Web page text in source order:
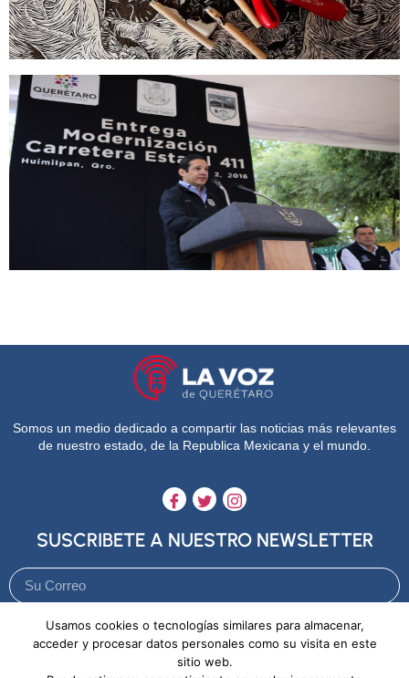
Somos un medio dedicado a compartir las noticias más relevantes
de nuestro estado, de la Republica Mexicana y el mundo.
SUSCRIBETE A NUESTRO NEWSLETTER
Enviar
Usamos cookies o tecnologías similares para almacenar,
acceder y procesar datos personales como su visita en este
sitio web.